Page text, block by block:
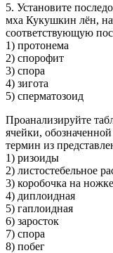
5. Установите
мха Кукушкин лён,
соответствующую
1) протонема
2) спорофит
3) спора
4) зигота
5) сперматозоид
Проанализируйте
ячейки,
термин из
1) ризоиды
2) листостебельное
3) коробочка на ножке
4) диплоидная
5) гаплоидная
6) заросток
7) спора
8) побег